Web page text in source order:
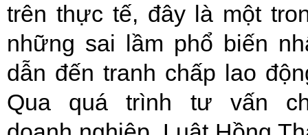
trên thực tế, đây là một
những sai lầm phổ biến
dẫn đến tranh chấp lao
Qua quá trình tư vấn